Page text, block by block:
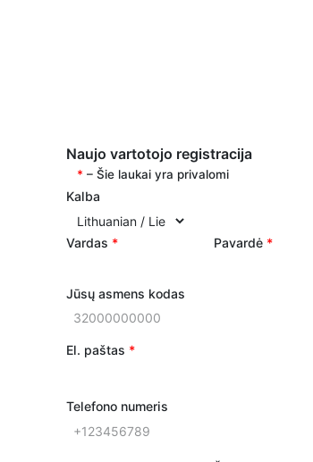
Naujo vartotojo registracija
* – Šie laukai yra privalomi
Kalba
Vardas * Pavardė *
Jūsų asmens kodas
El. paštas *
Telefono numeris